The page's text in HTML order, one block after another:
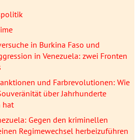
in Burkina Faso und
in Venezuela: zwei Fronten
und Farbrevolutionen: Wie
über Jahrhunderte
hat
Gegen den kriminellen
Regimewechsel herbeizuführen